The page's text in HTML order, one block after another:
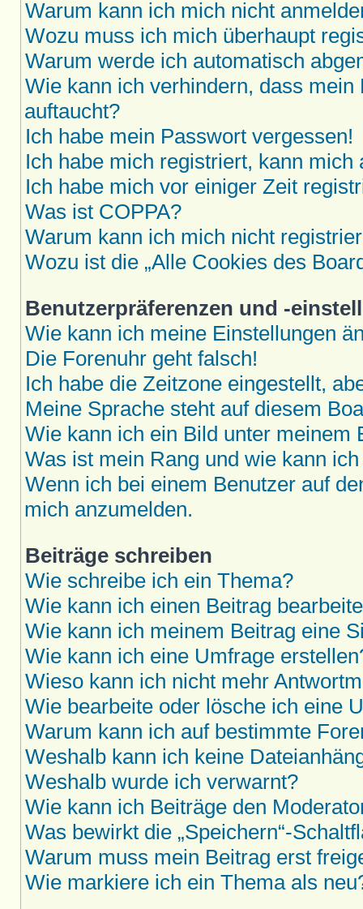
Warum kann ich mich nicht
Wozu muss ich mich überhaupt
Warum werde ich automatisch
Wie kann ich verhindern, dass
auftaucht?
Ich habe mein Passwort vergessen!
Ich habe mich registriert, kann mich
Ich habe mich vor einiger Zeit
Was ist COPPA?
Warum kann ich mich nicht
Wozu ist die „Alle Cookies des
Benutzerpräferenzen und -
Wie kann ich meine Einstellungen
Die Forenuhr geht falsch!
Ich habe die Zeitzone eingestellt,
Meine Sprache steht auf diesem
Wie kann ich ein Bild unter meinem
Was ist mein Rang und wie kann
Wenn ich bei einem Benutzer auf
mich anzumelden.
Beiträge schreiben
Wie schreibe ich ein Thema?
Wie kann ich einen Beitrag
Wie kann ich meinem Beitrag eine
Wie kann ich eine Umfrage
Wieso kann ich nicht mehr
Wie bearbeite oder lösche ich eine
Warum kann ich auf bestimmte
Weshalb kann ich keine
Weshalb wurde ich verwarnt?
Wie kann ich Beiträge den
Was bewirkt die „Speichern“-
Warum muss mein Beitrag erst
Wie markiere ich ein Thema als